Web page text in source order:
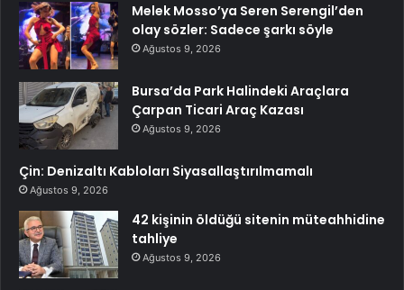
Melek Mosso’ya Seren Serengil’den
olay sözler: Sadece şarkı söyle
Ağustos 9, 2026
Bursa’da Park Halindeki Araçlara
Çarpan Ticari Araç Kazası
Ağustos 9, 2026
Çin: Denizaltı Kabloları Siyasallaştırılmamalı
Ağustos 9, 2026
42 kişinin öldüğü sitenin müteahhidine
tahliye
Ağustos 9, 2026